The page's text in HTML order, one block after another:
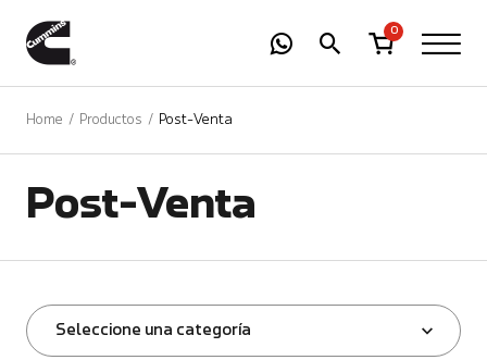
0
Home Productos Post-Venta
Post-Venta
Seleccione una categoría